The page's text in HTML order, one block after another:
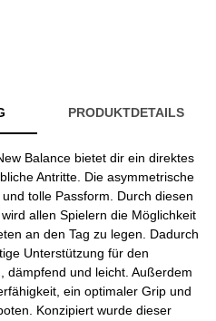
PRODUKTDETAILS
Balance bietet dir ein direktes
Antritte. Die asymmetrische
tolle Passform. Durch diesen
allen Spielern die Möglichkeit
an den Tag zu legen. Dadurch
Unterstützung für den
dämpfend und leicht. Außerdem
ein optimaler Grip und
Konzipiert wurde dieser